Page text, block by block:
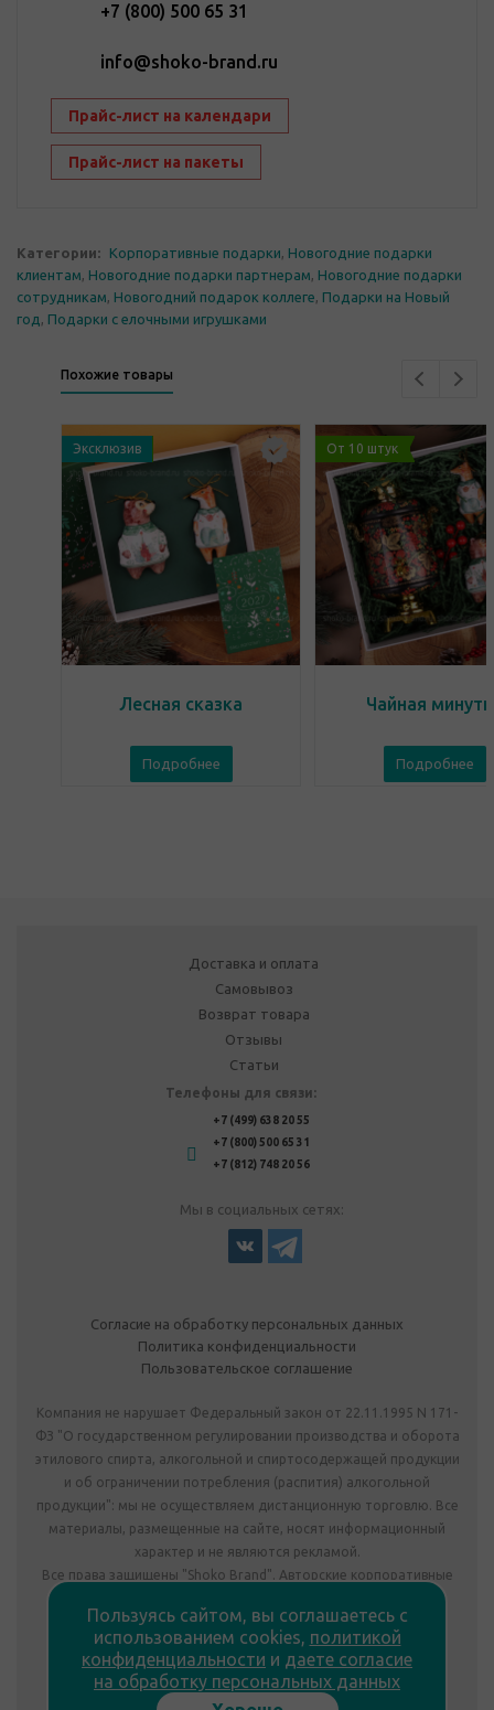
+7 (800) 500 65 31
info@shoko-brand.ru
Прайс-лист на календари
Прайс-лист на пакеты
Категории: Корпоративные подарки, Новогодние подарки
клиентам, Новогодние подарки партнерам, Новогодние подарки
сотрудникам, Новогодний подарок коллеге, Подарки на Новый
год , Подарки с елочными игрушками
Похожие товары
Эксклюзив
Лесная сказка
Подробнее
От 10 штук
Чайная
Подробнее
Доставка и оплата
Самовывоз
Возврат товара
Отзывы
Статьи
Телефоны для связи:
+7 (499) 638 20 55
+7 (800) 500 65 31
+7 (812) 748 20 56
Мы в социальных сетях:
Согласие на обработку персональных данных
Политика конфиденциальности
Пользовательское соглашение
Компания не нарушает Федеральный закон от 22.11.1995 N 171-
ФЗ "О государственном регулировании производства и оборота
этилового спирта, алкогольной и спиртосодержащей продукции
и об ограничении потребления (распития) алкогольной
продукции": мы не осуществляем дистанционную торговлю. Все
материалы, размещенные на сайте, носят информационный
характер и не являются рекламой.
Все права защищены "Shoko Brand". Авторские корпоративные
Комплектация подарка может отличаться от изображения.
Информация на сайте не является публичной офертой.
Сведения о продавце:
ООО «Фабрика подарков», лицензия №78РПА0009672 от
Пользуясь сайтом, вы соглашаетесь с
использованием cookies, политикой
конфиденциальности и даете согласие
на обработку персональных данных